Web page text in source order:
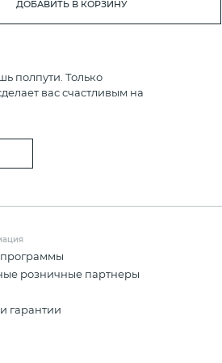
ДОБАВИТЬ В КОРЗИНУ
полпути. Только
вас счастливым на
розничные партнеры
гарантии